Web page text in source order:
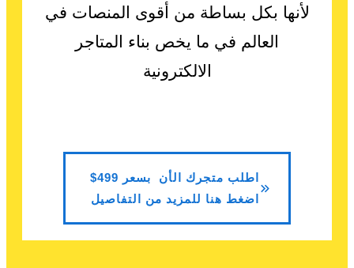
لأنها بكل بساطة من أقوى المنصات في
العالم في ما يخص بناء المتاجر
الالكترونية
اطلب متجرك الأن بسعر 499$
اضغط هنا للمزيد من التفاصيل